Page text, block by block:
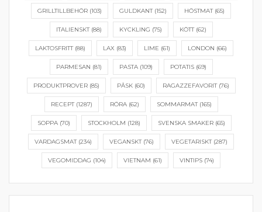
GRILLTILLBEHÖR (103) GULDKANT(152) HÖSTMAT(65)
ITALIENSKT(88) KYCKLING (75) KÖTT(62)
LAKTOSFRITT(88) LAX (83) LIME (61) LONDON (66)
PARMESAN (81) PASTA(109) POTATIS(69)
PRODUKTPROVER(85) PÅSK(60) RAGAZZEFAVORIT(76)
RECEPT(1287) RÖRA(62) SOMMARMAT(165)
SOPPA(70) STOCKHOLM (128) SVENSKA SMAKER(65)
VARDAGSMAT(234) VEGANSKT(76) VEGETARISKT(287)
VEGOMIDDAG (104) VIETNAM (61) VINTIPS (74)